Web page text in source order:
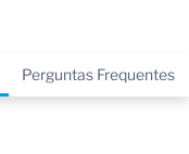
Perguntas Frequentes